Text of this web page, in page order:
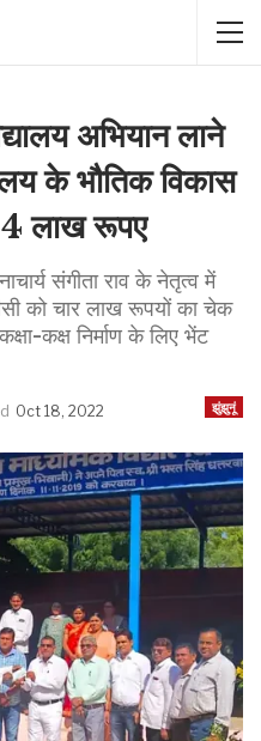
अभियान लाने
के भौतिक विकास
4 लाख रूपए
संगीता राव के नेतृत्व में
को चार लाख रूपयों का चेक
कक्ष निर्माण के लिए भेंट
झुंझुनूं
Oct 18, 2022